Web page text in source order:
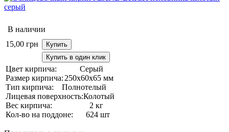
В наличии
15,00 грн
Купить
Купить в один клик
Цвет кирпича:
Серый
Размер кирпича: 250х60х65 мм
Тип кирпича:
Полнотелый
Лицевая поверхность:Колотый
Вес кирпича:
2 кг
Кол-во на поддоне:
624 шт